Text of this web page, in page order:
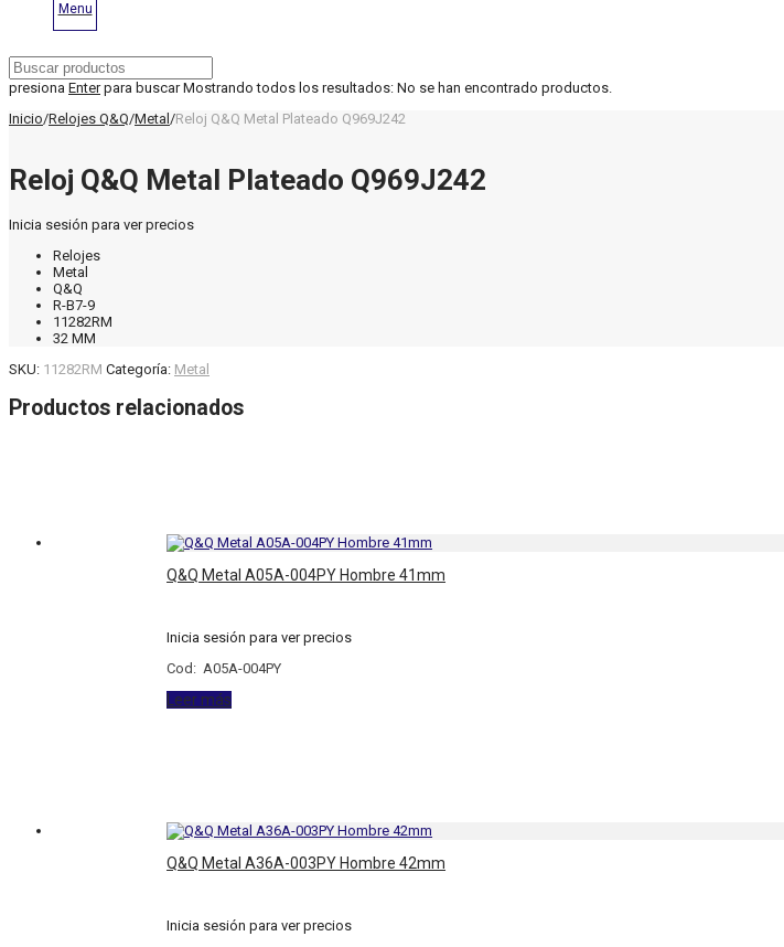
Menu
presiona Enterpara buscar Mostrando todos los resultados: No se han encontrado productos.
Inicio/Relojes Q&Q/Metal /Reloj Q&Q Metal Plateado Q969J242
Reloj Q&Q Metal Plateado Q969J242
Inicia sesión para ver precios
Relojes
Metal
Q&Q
R-B7-9
11282RM
32 MM
SKU: 11282RM Categoría: Metal
Productos relacionados
Q&Q Metal A05A-004PY Hombre 41mm
Inicia sesión para ver precios
Cod: A05A-004PY
Leer más
Q&Q Metal A36A-003PY Hombre 42mm
Inicia sesión para ver precios